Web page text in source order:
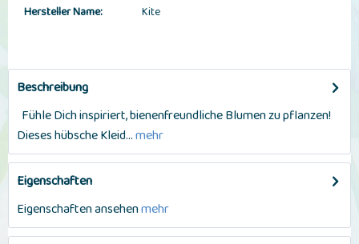
Hersteller Name:
Kite
Beschreibung
Fühle Dich inspiriert, bienenfreundliche Blumen zu pflanzen!
Dieses hübsche Kleid...mehr
Eigenschaften
Eigenschaften ansehenmehr